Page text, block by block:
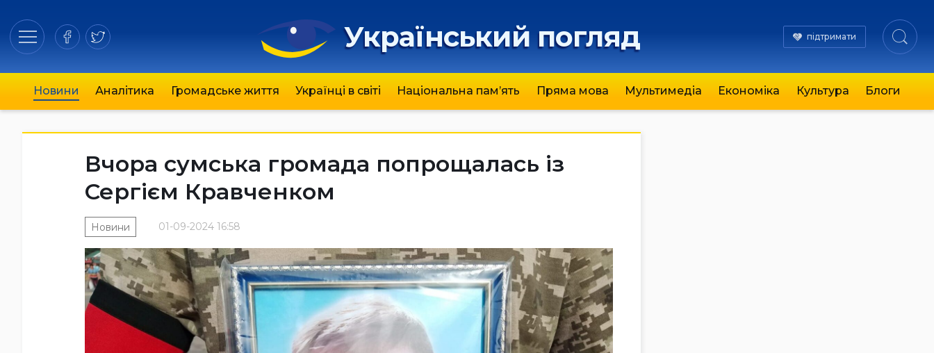
Український погляд підтримати
Новини Аналітика Громадське життя Українці в світі Національна пам’ять Пряма мова Мультимедіа Економіка Культура Блоги
Вчора сумська громада попрощалась із
Сергієм Кравченком
01-09-2024 16:58
Новини